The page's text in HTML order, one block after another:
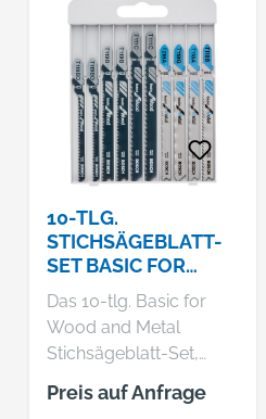
10-TLG.
STICHSÄGEBLATT-
SET BASIC FOR
METAL AND WOOD
Das 10-tlg. Basic for
Wood and Metal
Stichsägeblatt-Set,
Schnitte in Holz und
Preis auf Anfrage